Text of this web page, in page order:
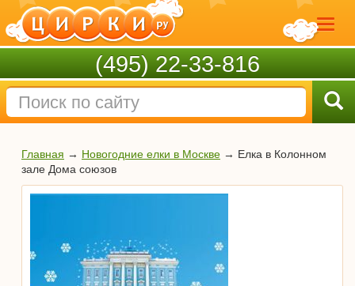
(495) 22-33-816
Главная → Новогодние елки в Москве → Елка в Колонном
зале Дома союзов